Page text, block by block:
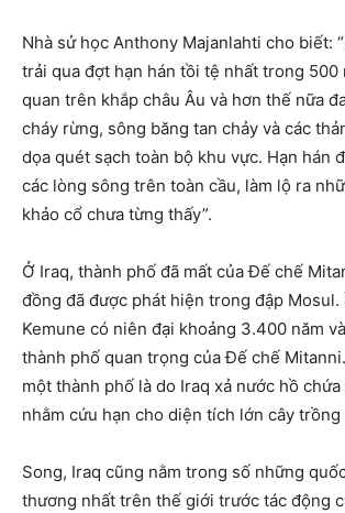
Nhà sử học Anthony Majanlahti cho biết:
trải qua đợt hạn hán tồi tệ nhất trong 500
quan trên khắp châu Âu và hơn thế nữa
cháy rừng, sông băng tan chảy và các
dọa quét sạch toàn bộ khu vực. Hạn hán
các lòng sông trên toàn cầu, làm lộ ra
khảo cổ chưa từng thấy”.
Ở Iraq, thành phố đã mất của Đế chế
đồng đã được phát hiện trong đập Mosul.
Kemune có niên đại khoảng 3.400 năm
thành phố quan trọng của Đế chế
một thành phố là do Iraq xả nước hồ
nhằm cứu hạn cho diện tích lớn cây trồng
Song, Iraq cũng nằm trong số những
thương nhất trên thế giới trước tác động